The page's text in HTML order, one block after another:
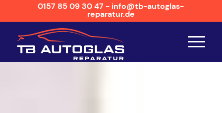
0157 85 09 30 47 - info@tb-autoglas-
reparatur.de